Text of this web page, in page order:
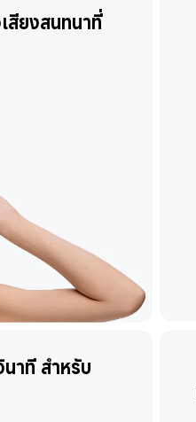
สียงสนทนาที่
าที สำหรับ